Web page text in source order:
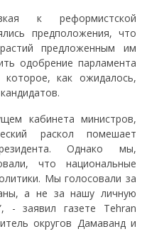
к реформистской
предположения, что
предложенным им
одобрение парламента
которое, как ожидалось,
кабинета министров,
раскол помешает
Однако мы,
что национальные
Мы голосовали за
а не за нашу личную
- заявил газете Tehran
округов Дамаванд и